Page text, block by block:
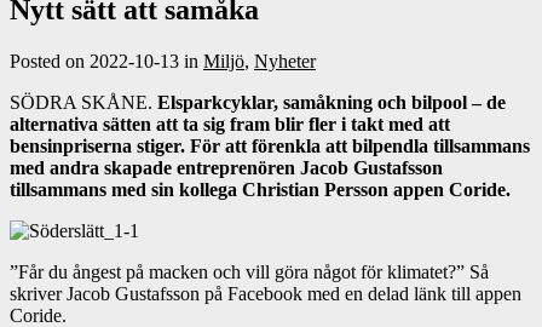
Nytt sätt att samåka
Posted on 2022-10-13 in Miljö, Nyheter
SÖDRA SKÅNE. Elsparkcyklar, samåkning och bilpool – de
alternativa sätten att ta sig fram blir fler i takt med att
bensinpriserna stiger. För att förenkla att bilpendla tillsammans
med andra skapade entreprenören Jacob Gustafsson
tillsammans med sin kollega Christian Persson appen Coride.
”Får du ångest på macken och vill göra något för klimatet?” Så
skriver Jacob Gustafsson på Facebook med en delad länk till appen
Coride.